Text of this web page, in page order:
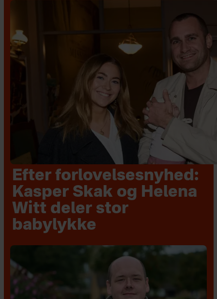
Efter forlovelsesnyhed:
Kasper Skak og Helena
Witt deler stor
babylykke